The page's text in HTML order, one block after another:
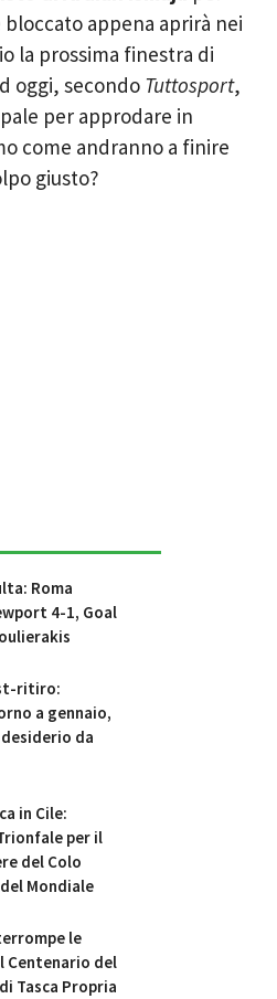
appena aprirà nei
la prossima finestra di
oggi, secondo Tuttosport,
per approdare in
come andranno a finire
giusto?
Roma
4-1, Goal
ritiro:
a gennaio,
da
in Cile:
per il
del Colo
Mondiale
le
Centenario del
Tasca Propria